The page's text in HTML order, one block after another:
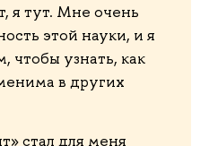
я тут. Мне очень
этой науки, и я
чтобы узнать, как
в других
стал для меня